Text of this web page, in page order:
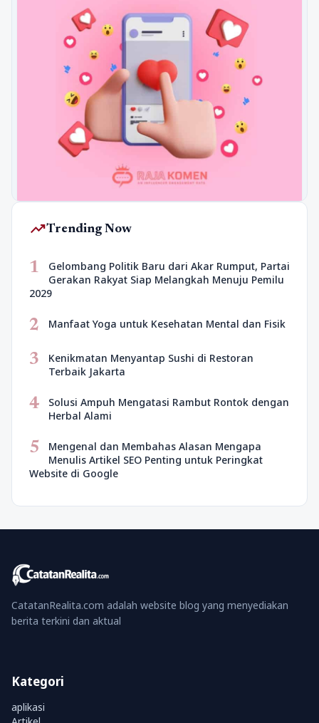
trending_upTrending Now
1
Gelombang Politik Baru dari Akar Rumput, Partai
Gerakan Rakyat Siap Melangkah Menuju Pemilu
2029
2 Manfaat Yoga untuk Kesehatan Mental dan Fisik
3
Kenikmatan Menyantap Sushi di Restoran
Terbaik Jakarta
4
Solusi Ampuh Mengatasi Rambut Rontok dengan
Herbal Alami
5
Mengenal dan Membahas Alasan Mengapa
Menulis Artikel SEO Penting untuk Peringkat
Website di Google
CatatanRealita.com adalah website blog yang menyediakan
berita terkini dan aktual
Kategori
aplikasi